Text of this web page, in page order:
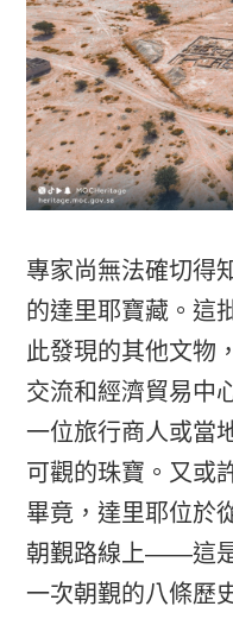
專家尚無法確切得
的達里耶寶藏。這
此發現的其他文物
交流和經濟貿易中
一位旅行商人或當
可觀的珠寶。又或
畢竟，達里耶位於
朝覲路線上——這
一次朝覲的八條歷